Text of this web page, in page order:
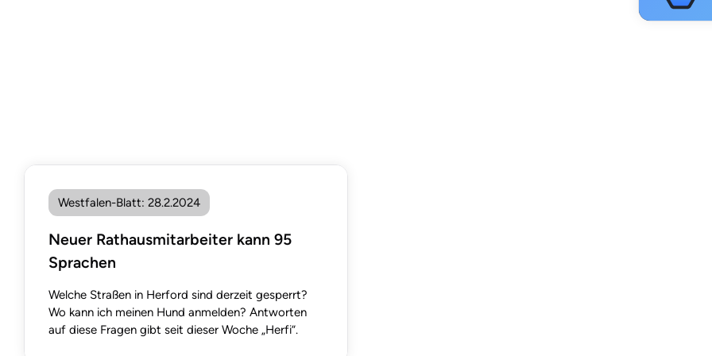
Westfalen-Blatt: 28.2.2024
Neuer Rathausmitarbeiter kann 95
Sprachen
Welche Straßen in Herford sind derzeit gesperrt?
Wo kann ich meinen Hund anmelden? Antworten
auf diese Fragen gibt seit dieser Woche „Herfi“.